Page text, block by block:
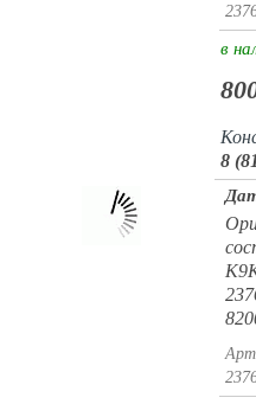
в
8